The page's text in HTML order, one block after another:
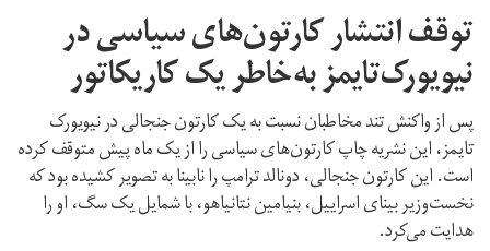
توقف انتشار کارتون‌های سیاسی در
نیویورک‌تایمز به‌خاطر یک کاریکاتور
پس از واکنش تند مخاطبان نسبت به یک کارتون جنجالی در نیویورک
تایمز، این نشریه چاپ کارتون‌های سیاسی را از یک ماه پیش متوقف کرده
است. این کارتون جنجالی، دونالد ترامپ را نابینا به تصویر کشیده بود که
نخست‌وزیر بینای اسراییل، بنیامین نتانیاهو، با شمایل یک سگ، او را
هدایت می‌کرد.